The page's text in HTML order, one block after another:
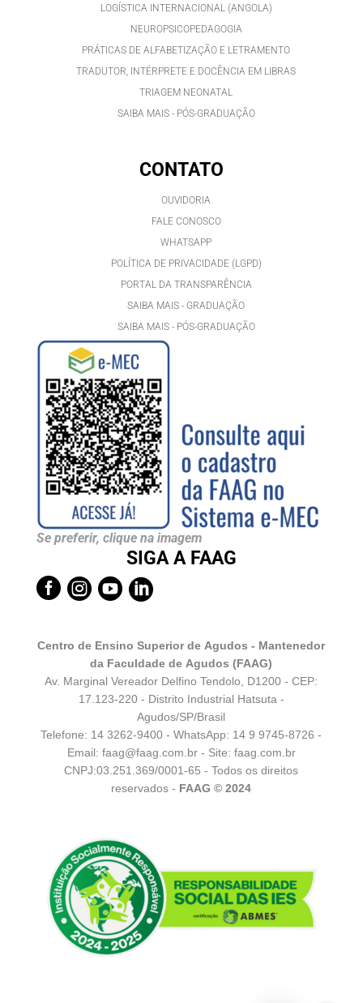
LOGÍSTICA INTERNACIONAL (ANGOLA)
NEUROPSICOPEDAGOGIA
PRÁTICAS DE ALFABETIZAÇÃO E LETRAMENTO
TRADUTOR, INTÉRPRETE E DOCÊNCIA EM LIBRAS
TRIAGEM NEONATAL
SAIBA MAIS - PÓS-GRADUAÇÃO
CONTATO
OUVIDORIA
FALE CONOSCO
WHATSAPP
POLÍTICA DE PRIVACIDADE (LGPD)
PORTAL DA TRANSPARÊNCIA
SAIBA MAIS - GRADUAÇÃO
SAIBA MAIS - PÓS-GRADUAÇÃO
Se preferir, clique na imagem
SIGA A FAAG
   
Centro de Ensino Superior de Agudos - Mantenedor
da Faculdade de Agudos (FAAG)
Av. Marginal Vereador Delfino Tendolo, D1200 - CEP:
17.123-220 - Distrito Industrial Hatsuta -
Agudos/SP/Brasil
Telefone: 14 3262-9400 - WhatsApp: 14 9 9745-8726-
Email: faag@faag.com.br- Site: faag.com.br
CNPJ:03.251.369/0001-65 - Todos os direitos
reservados - FAAG © 2024